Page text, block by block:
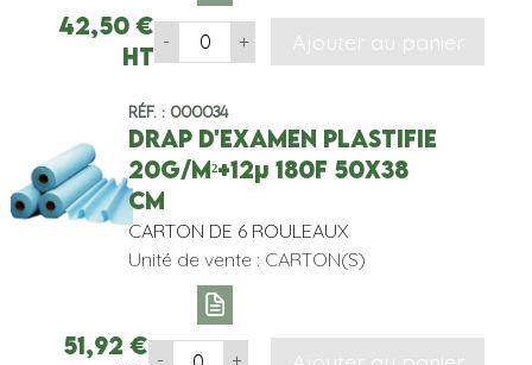
42,50€
HT
- + Ajouter au panier
Réf. : 000034
DRAP D'EXAMEN PLASTIFIE
20g/m²+12µ 180F 50x38
cm
CARTON DE 6 ROULEAUX
Unité de vente : CARTON(S)
51,92 €